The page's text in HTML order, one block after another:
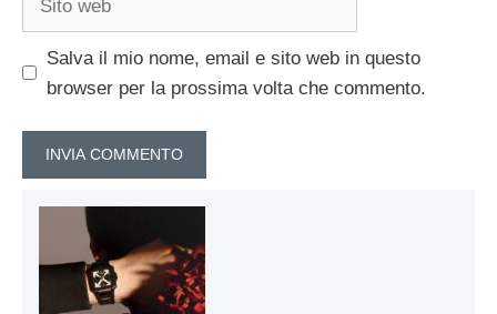
Salva il mio nome, email e sito web in questo
browser per la prossima volta che commento.